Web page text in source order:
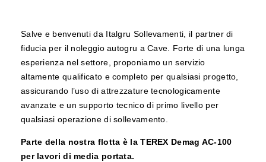
Salve e benvenuti da Italgru Sollevamenti, il partner di
fiducia per il noleggio autogru a Cave. Forte di una lunga
esperienza nel settore, proponiamo un servizio
altamente qualificato e completo per qualsiasi progetto,
assicurando l’uso di attrezzature tecnologicamente
avanzate e un supporto tecnico di primo livello per
qualsiasi operazione di sollevamento.
Parte della nostra flotta è la TEREX Demag AC-100
per lavori di media portata.